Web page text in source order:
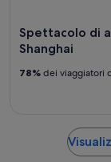
Spettacolo di
Shanghai
78% dei viaggiatori